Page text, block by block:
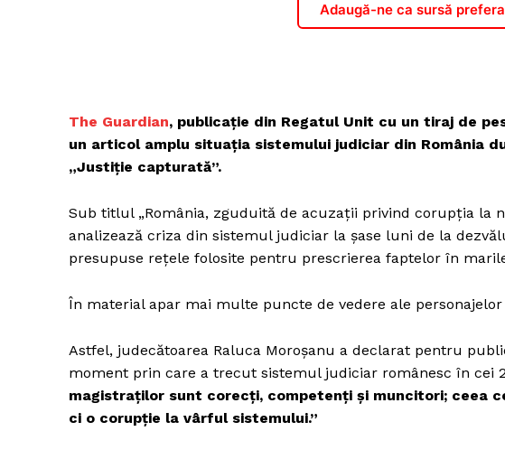
Adaugă-ne ca sursă
The Guardian, publicație din Regatul Unit cu un tiraj de
un articol amplu situația sistemului judiciar din România
„Justiție capturată”.
Sub titlul „România, zguduită de acuzații privind corupția la
analizează criza din sistemul judiciar la șase luni de la
presupuse rețele folosite pentru prescrierea faptelor în
În material apar mai multe puncte de vedere ale
Astfel, judecătoarea Raluca Moroșanu a declarat pentru
moment prin care a trecut sistemul judiciar românesc în cei
magistraților sunt corecți, competenți și muncitori; ceea
ci o corupție la vârful sistemului.”